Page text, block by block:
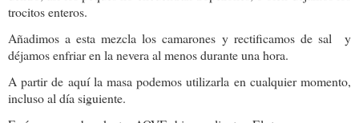
trocitos enteros.
Añadimos a esta mezcla los camarones y rectificamos de sal
y
déjamos enfriar en la nevera al menos durante una hora.
A partir de aquí la masa podemos utilizarla en cualquier momento,
incluso al día siguiente.